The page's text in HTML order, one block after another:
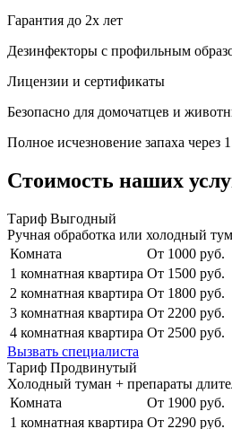
Гарантия до 2х лет
Дезинфекторы с профильным
Лицензии и сертификаты
Безопасно для домочатцев и
Полное исчезновение запаха через
Стоимость наших
Тариф Выгодный
Ручная обработка или холодный
Комната
От 1000 руб.
1 комнатная квартира От 1500 руб.
2 комнатная квартира От 1800 руб.
3 комнатная квартира От 2200 руб.
4 комнатная квартира От 2500 руб.
Вызвать специалиста
Тариф Продвинутый
Холодный туман + препараты
Комната
От 1900 руб.
1 комнатная квартира От 2290 руб.